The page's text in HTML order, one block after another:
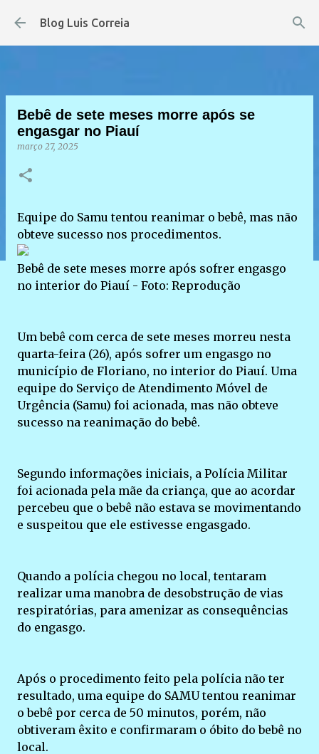
Pular para o conteúdo principal
Blog Luis Correia
Bebê de sete meses morre após se
engasgar no Piauí
março 27, 2025
Equipe do Samu tentou reanimar o bebê, mas não
obteve sucesso nos procedimentos.
Bebê de sete meses morre após sofrer engasgo
no interior do Piauí - Foto: Reprodução
Um bebê com cerca de sete meses morreu nesta
quarta-feira (26), após sofrer um engasgo no
município de Floriano, no interior do Piauí. Uma
equipe do Serviço de Atendimento Móvel de
Urgência (Samu) foi acionada, mas não obteve
sucesso na reanimação do bebê.
Segundo informações iniciais, a Polícia Militar
foi acionada pela mãe da criança, que ao acordar
percebeu que o bebê não estava se movimentando
e suspeitou que ele estivesse engasgado.
Quando a polícia chegou no local, tentaram
realizar uma manobra de desobstrução de vias
respiratórias, para amenizar as consequências
do engasgo.
Após o procedimento feito pela polícia não ter
resultado, uma equipe do SAMU tentou reanimar
o bebê por cerca de 50 minutos, porém, não
obtiveram êxito e confirmaram o óbito do bebê no
local.